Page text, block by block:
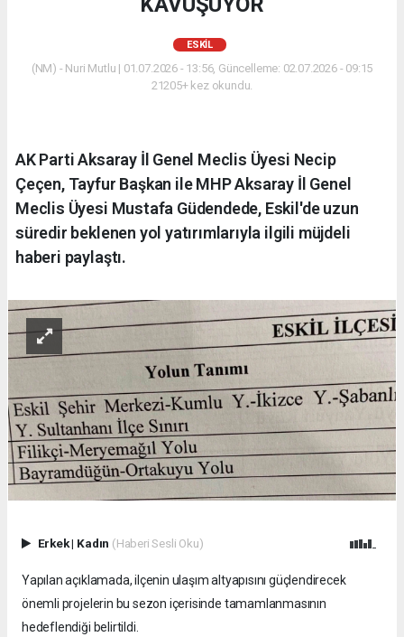
ESKİL
(NM) - Nuri Mutlu | 01.07.2026 - 13:56, Güncelleme: 02.07.2026 - 09:15
21205+ kez okundu.
AK Parti Aksaray İl Genel Meclis Üyesi Necip
Çeçen, Tayfur Başkan ile MHP Aksaray İl Genel
Meclis Üyesi Mustafa Güdendede, Eskil'de uzun
süredir beklenen yol yatırımlarıyla ilgili müjdeli
haberi paylaştı.
Erkek| Kadın (Haberi Sesli Oku)
Yapılan açıklamada, ilçenin ulaşım altyapısını güçlendirecek
önemli projelerin bu sezon içerisinde tamamlanmasının
hedeflendiği belirtildi.